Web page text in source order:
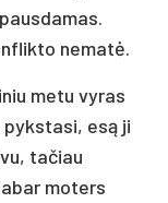
nematė.
metu vyras
esą ji
tačiau
moters